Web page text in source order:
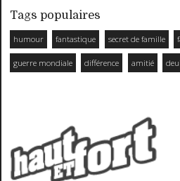
Tags populaires
humour fantastique secret de famille
guerre mondiale différence amitié